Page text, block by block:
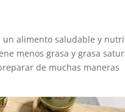
un alimento saludable y
menos grasa y grasa
de muchas maneras